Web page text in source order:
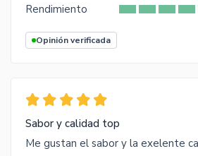
Rendimiento
Opinión verificada
Sabor y calidad top
Me gustan el sabor y la exelente